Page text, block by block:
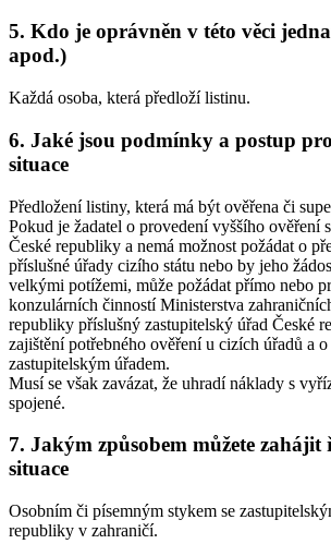
5. Kdo je oprávněn v této věci
apod.)
Každá osoba, která předloží listinu.
6. Jaké jsou podmínky a postup
situace
Předložení listiny, která má být ověřena či
Pokud je žadatel o provedení vyššího ověření
České republiky a nemá možnost požádat o
příslušné úřady cizího státu nebo by jeho
velkými potížemi, může požádat přímo nebo
konzulárních činností Ministerstva
republiky příslušný zastupitelský úřad České
zajištění potřebného ověření u cizích úřadů a
zastupitelským úřadem.
Musí se však zavázat, že uhradí náklady s
spojené.
7. Jakým způsobem můžete zahájit
situace
Osobním či písemným stykem se
republiky v zahraničí.